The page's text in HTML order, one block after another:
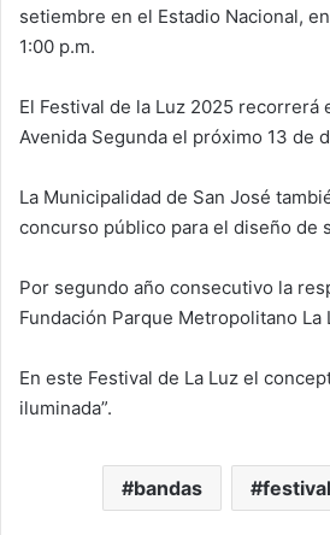
setiembre en el Estadio Nacional,
1:00 p.m.
El Festival de la Luz 2025 recorrerá
Avenida Segunda el próximo 13 de
La Municipalidad de San José
concurso público para el diseño de
Por segundo año consecutivo la
Fundación Parque Metropolitano La
En este Festival de La Luz el
iluminada”.
bandas